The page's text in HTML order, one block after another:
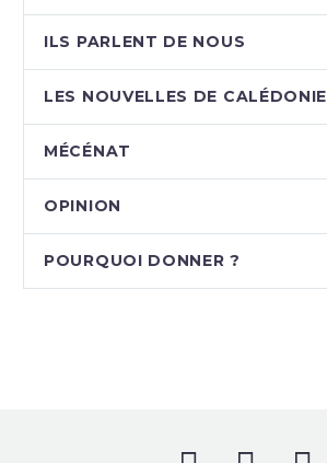
ILS PARLENT DE NOUS
LES NOUVELLES DE CALÉDONIE
MÉCÉNAT
OPINION
POURQUOI DONNER ?